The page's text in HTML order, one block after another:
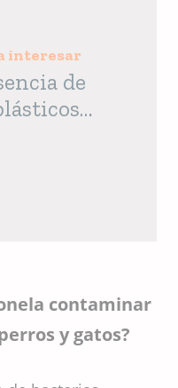
interesar
de
contaminar
y gatos?